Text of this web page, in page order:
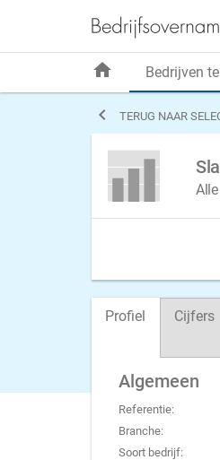
 TERUG NAAR
Profiel Cijfers
Algemeen
Referentie:
Branche:
Soort bedrijf:
home Bedrijven